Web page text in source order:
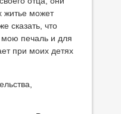
житье может
сказать, что
печаль и для
при моих детях